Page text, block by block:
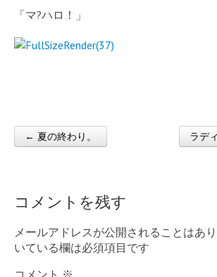
「マ?ハロ！」
Post navigation
← 夏の終わり。 ラデ
コメントを残す
メールアドレスが公開されることはあり
いている欄は必須項目です
コメント ※